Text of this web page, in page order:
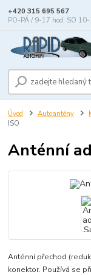
+420 315 695 567
PO-PÁ / 9-17 hod, SO 10-
Úvod Autoantény
ISO
Anténní
Anténní přechod
konektor. Používá se